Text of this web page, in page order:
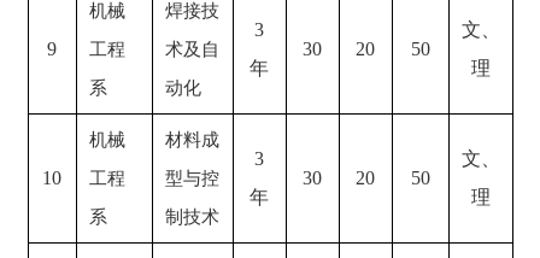
9
机械
工程
系
焊接技
术及自
动化
3
年
30 20 50
文、
理
10
机械
工程
系
材料成
型与控
制技术
3
年
30 20 50
文、
理